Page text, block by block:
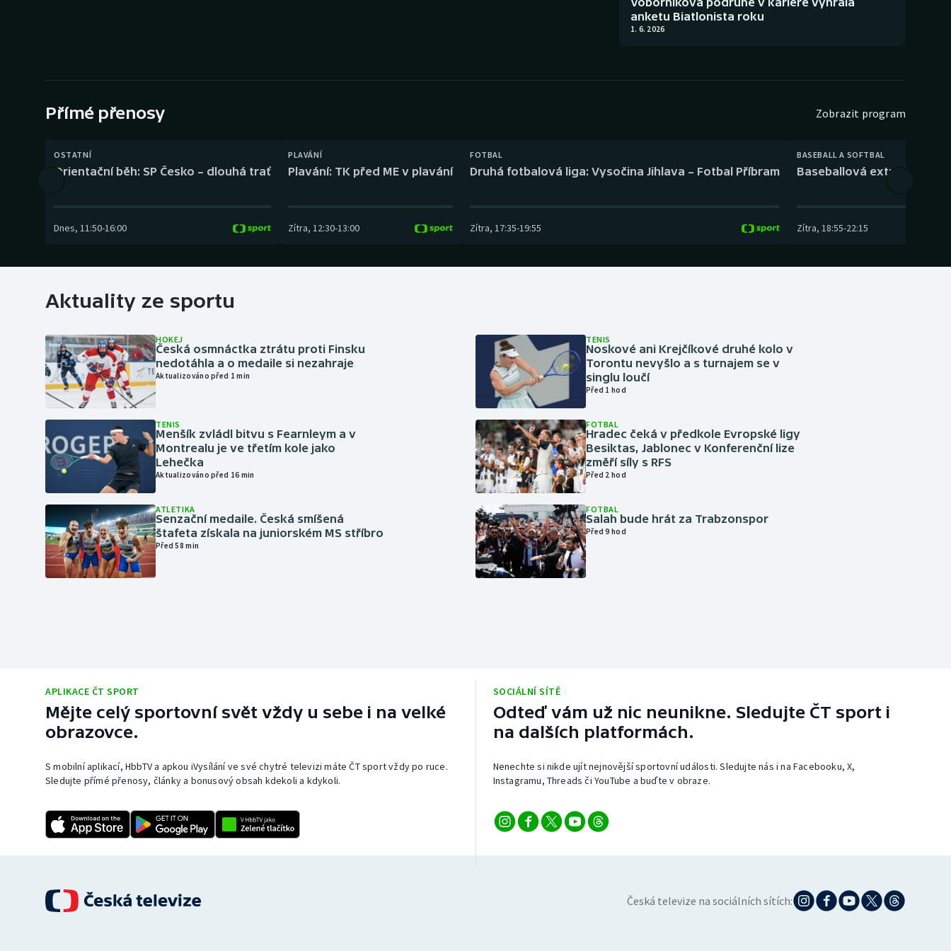
Gymnastika Plážový volejbal
anketu Biatlonista roku
1. 6. 2026
Přímé přenosy Zobrazit program
OSTATNÍ
Orientační běh: SP Česko – dlouhá trať
Dnes, 11:50-16:00
PLAVÁNÍ
Plavání: TK před ME v plavání
Zítra, 12:30-13:00
FOTBAL
Druhá fotbalová liga: Vysočina Jihlava – Fotbal Příbram
Zítra, 17:35-19:55
BASEBALL A SOFTBAL
Baseballová extraliga:
Zítra, 18:55-22:15
Aktuality ze sportu
HOKEJ
Česká osmnáctka ztrátu proti Finsku
nedotáhla a o medaile si nezahraje
Aktualizováno před 1 min
TENIS
Menšík zvládl bitvu s Fearnleym a v
Montrealu je ve třetím kole jako
Lehečka
Aktualizováno před 16 min
ATLETIKA
Senzační medaile. Česká smíšená
štafeta získala na juniorském MS stříbro
Před 58 min
TENIS
Noskové ani Krejčíkové druhé kolo v
Torontu nevyšlo a s turnajem se v
singlu loučí
Před 1 hod
FOTBAL
Hradec čeká v předkole Evropské ligy
Besiktas, Jablonec v Konferenční lize
změří síly s RFS
Před 2 hod
FOTBAL
Salah bude hrát za Trabzonspor
Před 9 hod
APLIKACE ČT SPORT
Mějte celý sportovní svět vždy u sebe i na velké
obrazovce.
S mobilní aplikací, HbbTV a apkou iVysílání ve své chytré televizi máte ČT sport vždy po ruce.
Sledujte přímé přenosy, články a bonusový obsah kdekoli a kdykoli.
SOCIÁLNÍ SÍTĚ
Odteď vám už nic neunikne. Sledujte ČT sport i
na dalších platformách.
Nenechte si nikde ujít nejnovější sportovní události. Sledujte nás i na Facebooku, X,
Instagramu, Threads či YouTube a buďte v obraze.
Česká televize na sociálních sítích: